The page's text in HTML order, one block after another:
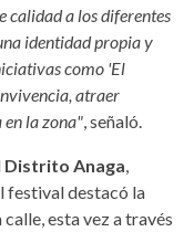
calidad a los diferentes
identidad propia y
como 'El
atraer
la zona", señaló.
Distrito Anaga,
festival destacó la
esta vez a través